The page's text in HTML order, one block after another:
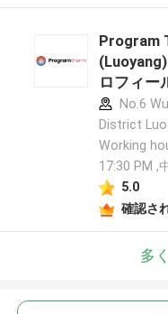
Program
ロフィー
No.6
District
Working
17:30 PM ,
5.0
確認さ
多